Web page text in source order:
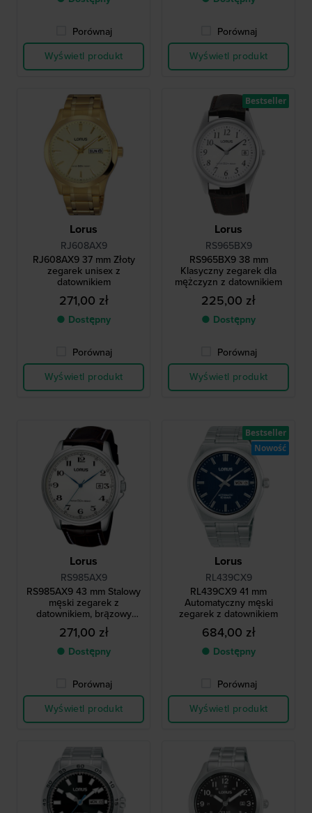
Porównaj
Wyświetl produkt
Porównaj
Wyświetl produkt
Lorus
RJ608AX9
RJ608AX9 37 mm Złoty
zegarek unisex z
datownikiem
271,00 zł
● Dostępny
Porównaj
Wyświetl produkt
Lorus
RS965BX9
RS965BX9 38 mm
Klasyczny zegarek dla
mężczyzn z datownikiem
225,00 zł
● Dostępny
Porównaj
Wyświetl produkt
Bestseller
Lorus
RS985AX9
RS985AX9 43 mm Stalowy
męski zegarek z
datownikiem, brązowy
skórzany pasek
271,00 zł
● Dostępny
Porównaj
Wyświetl produkt
Lorus
RL439CX9
RL439CX9 41 mm
Automatyczny męski
zegarek z datownikiem
684,00 zł
● Dostępny
Porównaj
Wyświetl produkt
Bestseller
Nowość